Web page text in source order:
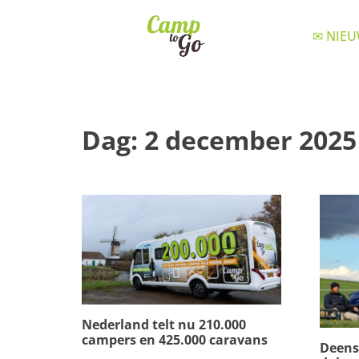
✉
Dag: 2 december 2025
Nederland telt nu 210.000
campers en 425.000 caravans